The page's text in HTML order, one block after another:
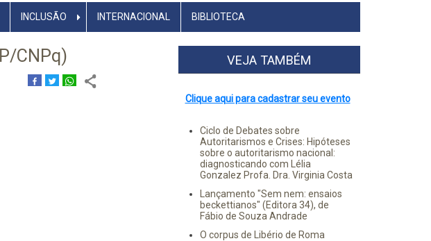
INCLUSÃO INTERNACIONAL BIBLIOTECA
CNPq) VEJA TAMBÉM
Clique aqui para cadastrar seu evento
Ciclo de Debates sobre
Autoritarismos e Crises: Hipóteses
sobre o autoritarismo nacional:
diagnosticando com Lélia
Gonzalez Profa. Dra. Virginia Costa
Lançamento "Sem nem: ensaios
beckettianos" (Editora 34), de
Fábio de Souza Andrade
O corpus de Libério de Roma